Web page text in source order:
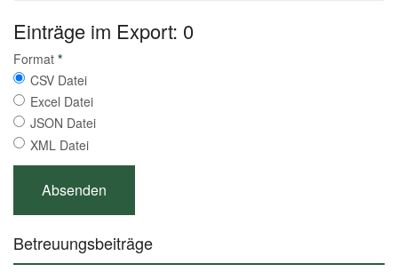
Einträge im Export: 0
Format *
CSV Datei
Excel Datei
JSON Datei
XML Datei
Betreuungsbeiträge